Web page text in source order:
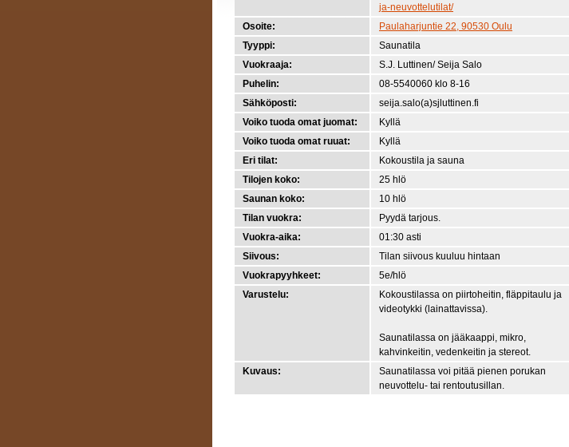
ja-neuvottelutilat/
Osoite:
Paulaharjuntie 22, 90530 Oulu
Tyyppi:
Saunatila
Vuokraaja:
S.J. Luttinen/ Seija Salo
Puhelin:
08-5540060 klo 8-16
Sähköposti:
seija.salo(a)sjluttinen.fi
Voiko tuoda omat juomat:
Kyllä
Voiko tuoda omat ruuat:
Kyllä
Eri tilat:
Kokoustila ja sauna
Tilojen koko:
25 hlö
Saunan koko:
10 hlö
Tilan vuokra:
Pyydä tarjous.
Vuokra-aika:
01:30 asti
Siivous:
Tilan siivous kuuluu hintaan
Vuokrapyyhkeet:
5e/hlö
Varustelu:
Kokoustilassa on piirtoheitin, fläppitaulu ja
videotykki (lainattavissa).
Saunatilassa on jääkaappi, mikro,
kahvinkeitin, vedenkeitin ja stereot.
Kuvaus:
Saunatilassa voi pitää pienen porukan
neuvottelu- tai rentoutusillan.